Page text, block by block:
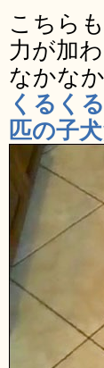
こちら
力が加
なかな
くるく
匹の子